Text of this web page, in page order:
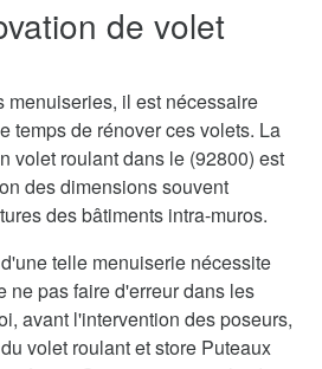
de volet
menuiseries, il est nécessaire
temps de rénover ces volets. La
volet roulant dans le (92800) est
des dimensions souvent
des bâtiments intra-muros.
telle menuiserie nécessite
ne pas faire d'erreur dans les
avant l'intervention des poseurs,
volet roulant et store Puteaux